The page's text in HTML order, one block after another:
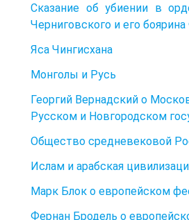
Сказание об убиении в
Черниговского и его
Яса Чингисхана
Монголы и Русь
Георгий Вернадский о
Русском и Новгородском
Общество средневековой
Ислам и арабская
Марк Блок о европейском
Фернан Бродель о